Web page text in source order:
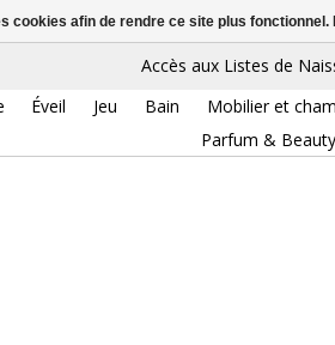
Accès aux Listes de
Éveil Jeu Bain Mobilier et
Parfum & Beauty
cookies afin de rendre ce site plus fonctionnel.